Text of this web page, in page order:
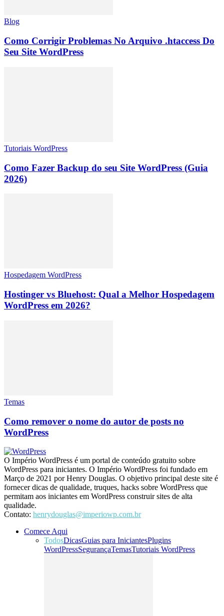
Blog
Como Corrigir Problemas No Arquivo .htaccess Do
Seu Site WordPress
Tutoriais WordPress
Como Fazer Backup do seu Site WordPress (Guia
2026)
Hospedagem WordPress
Hostinger vs Bluehost: Qual a Melhor Hospedagem
WordPress em 2026?
Temas
Como remover o nome do autor de posts no
WordPress
O Império WordPress é um portal de conteúdo gratuito sobre
WordPress para iniciantes. O Império WordPress foi fundado em
Março de 2021 por Henry Douglas. O objetivo principal deste site é
fornecer dicas de qualidade, truques, hacks sobre WordPress que
permitam aos iniciantes em WordPress construir sites de alta
qualidade.
Contato: henrydouglas@imperiowp.com.br
Comece Aqui
TodosDicasGuias para IniciantesPlugins
WordPressSegurançaTemasTutoriais WordPress